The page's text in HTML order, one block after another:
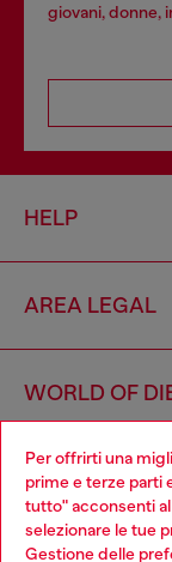
Per offrirti una
prime e terze parti
tutto" acconsenti
selezionare le tue
Gestione delle
giovani, donne,
HELP
AREA LEGAL
WORLD OF
CORPORATE
Choose your